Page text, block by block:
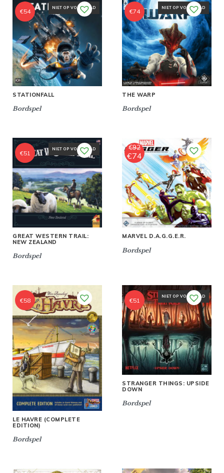
NIET OP VOORRAAD
STATIONFALL
Bordspel
€54
NIET OP VOORRAAD
THE WARP
Bordspel
€74
NIET OP VOORRAAD
GREAT WESTERN TRAIL:
NEW ZEALAND
Bordspel
€51
MARVEL D.A.G.G.E.R.
Bordspel
€92
Oorspronkelijke
prijs
was:
€92.
€74
Huidige
prijs
is:
€74.
LE HAVRE (COMPLETE
EDITION)
Bordspel
€58
NIET OP VOORRAAD
STRANGER THINGS: UPSIDE
DOWN
Bordspel
€51